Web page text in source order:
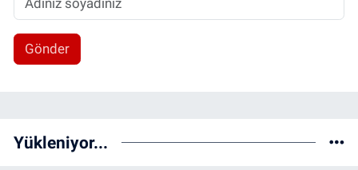
Gönder
Yükleniyor...